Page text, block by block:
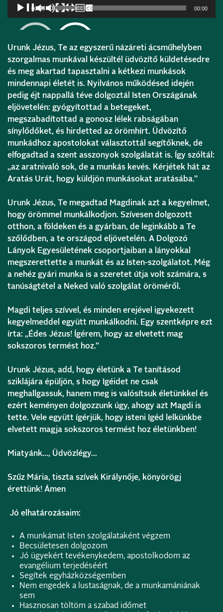
Audió
lejátszó00:00 00:00
Urunk Jézus, Te az egyszerű názáreti ácsműhelyben
szorgalmas munkával készültél üdvözítő küldetésedre
és meg akartad tapasztalni a kétkezi munkások
mindennapi életét is. Nyilvános működésed idején
pedig éjt nappallá téve dolgoztál Isten Országának
eljövetelén: gyógyítottad a betegeket,
megszabadítottad a gonosz lélek rabságában
sínylődőket, és hirdetted az örömhírt. Üdvözítő
munkádhoz apostolokat választottál segítőknek, de
elfogadtad a szent asszonyok szolgálatát is. Így szóltál:
„az aratnivaló sok, de a munkás kevés. Kérjétek hát az
Aratás Urát, hogy küldjön munkásokat aratásába.”
Urunk Jézus, Te megadtad Magdinak azt a kegyelmet,
hogy örömmel munkálkodjon. Szívesen dolgozott
otthon, a földeken és a gyárban, de leginkább a Te
szőlődben, a te országod eljövetelén. A Dolgozó
Lányok Egyesületének csoportjaiban a lányokkal
megszerettette a munkát és az Isten-szolgálatot. Még
a nehéz gyári munka is a szeretet útja volt számára, s
tanúságtétel a Neked való szolgálat öröméről.
Magdi teljes szívvel, és minden erejével igyekezett
kegyelmeddel együtt munkálkodni. Egy szentképre ezt
írta: „Édes Jézus! Ígérem, hogy az elvetett mag
sokszoros termést hoz.”
Urunk Jézus, add, hogy életünk a Te tanításod
sziklájára épüljön, s hogy Igéidet ne csak
meghallgassuk, hanem meg is valósítsuk életünkkel és
ezért keményen dolgozzunk úgy, ahogy azt Magdi is
tette. Vele együtt ígérjük, hogy isteni Igéd lelkünkbe
elvetett magja sokszoros termést hoz életünkben!
Miatyánk…, Üdvözlégy…
Szűz Mária, tiszta szívek Királynője, könyörögj
érettünk! Ámen
Jó elhatározásaim:
A munkámat Isten szolgálataként végzem
Becsületesen dolgozom
Jó ügyekért tevékenykedem, apostolkodom az
evangélium terjedéséért
Segítek egyházközségemben
Nem engedek a lustaságnak, de a munkamániának
sem
Hasznosan töltöm a szabad időmet